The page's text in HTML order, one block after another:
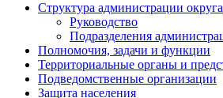
Структура администрации округа
Руководство
Подразделения
Полномочия, задачи и функции
Территориальные органы и
Подведомственные организации
Защита населения